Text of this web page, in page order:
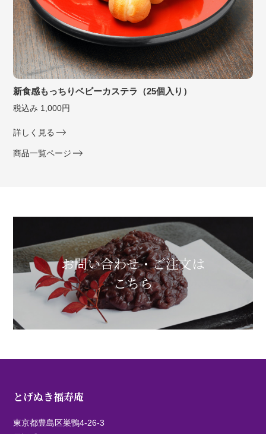
新食感もっちりベビーカステラ（25個入り）
税込み 1,000円
詳しく見る
商品一覧ページ
お問い合わせ・ご注文は
こちら
とげぬき福寿庵
東京都豊島区巣鴨4-26-3